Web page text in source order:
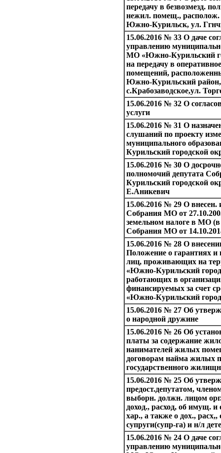
передачу в безвозмезд.
нежил. помещ., располож.
Южно-Курильск, ул.
15.06.2016 № 33 О даче
управлению
МО «Южно-Курильский
на передачу в
помещений,
Южно-Курильский район,
с.Крабозаводское,ул.
15.06.2016 № 32 О
услуги
15.06.2016 № 31 О
слушаний по проекту
муниципального
Курильский городской
15.06.2016 № 30 О
полномочий депутата
Курильский городской
Е.Аникевич
15.06.2016 № 29 О внесен.
Собрания МО от
земельном налоге в МО
Собрания МО от
15.06.2016 № 28 О
Положение о гарантиях и
лиц, проживающих на
«Южно-Курильский
работающих в
финансируемых за счет
«Южно-Курильский
15.06.2016 № 27 Об
о народной дружине
15.06.2016 № 26 Об
платы за содержание
нанимателей жилых
договорам найма жилых
государственного
15.06.2016 № 25 Об
предост.депутатом,
выборн. должн. лицом
доход., расход, об имущ.
хар., а также о дох.,
супруги(супр-га) и н/л
15.06.2016 № 24 О даче
управлению